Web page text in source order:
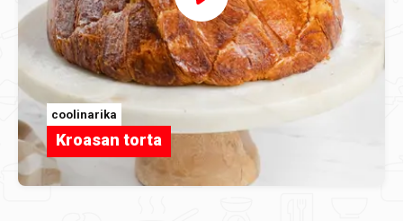
coolinarika
Kroasan torta